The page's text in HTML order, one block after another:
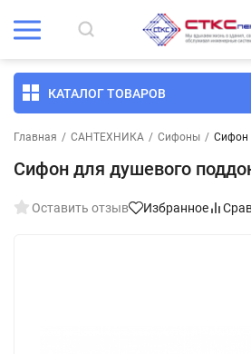
КАТАЛОГ ТОВАРОВ
Главная / САНТЕХНИКА / Сифоны / Сифон
Сифон для душевого
Оставить отзыв Избранное